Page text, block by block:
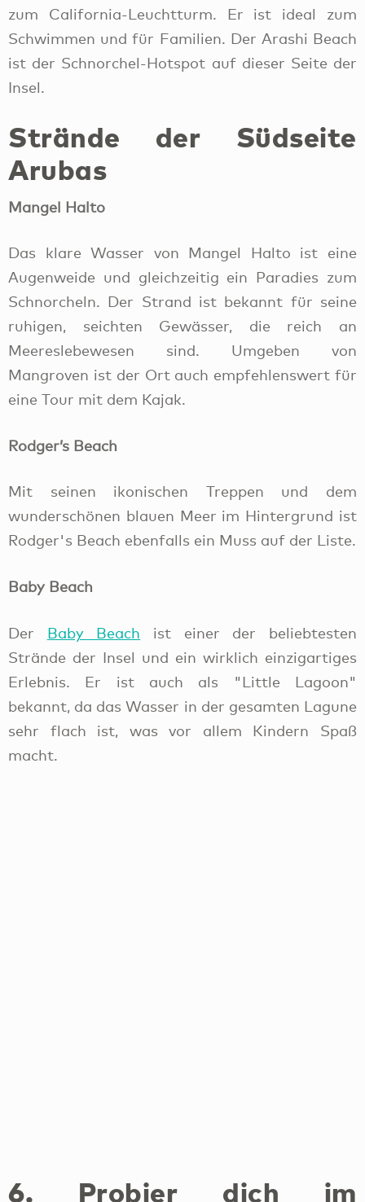
zum California-Leuchtturm. Er ist ideal zum
Schwimmen und für Familien. Der Arashi Beach
ist der Schnorchel-Hotspot auf dieser Seite der
Insel.
Strände der Südseite
Arubas
Mangel Halto
Das klare Wasser von Mangel Halto ist eine
Augenweide und gleichzeitig ein Paradies zum
Schnorcheln. Der Strand ist bekannt für seine
ruhigen, seichten Gewässer, die reich an
Meereslebewesen sind. Umgeben von
Mangroven ist der Ort auch empfehlenswert für
eine Tour mit dem Kajak.
Rodger’s Beach
Mit seinen ikonischen Treppen und dem
wunderschönen blauen Meer im Hintergrund ist
Rodger's Beach ebenfalls ein Muss auf der Liste.
Baby Beach
Der Baby Beach ist einer der beliebtesten
Strände der Insel und ein wirklich einzigartiges
Erlebnis. Er ist auch als "Little Lagoon"
bekannt, da das Wasser in der gesamten Lagune
sehr flach ist, was vor allem Kindern Spaß
macht.
wird, um einen Fahrer über Wasser, Land oder